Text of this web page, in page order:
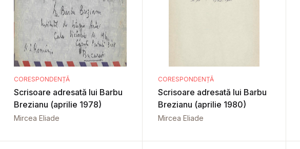
CORESPONDENȚĂ
Scrisoare adresată lui Barbu
Brezianu (aprilie 1978)
Mircea Eliade
CORESPONDENȚĂ
Scrisoare adresată lui Barbu
Brezianu (aprilie 1980)
Mircea Eliade